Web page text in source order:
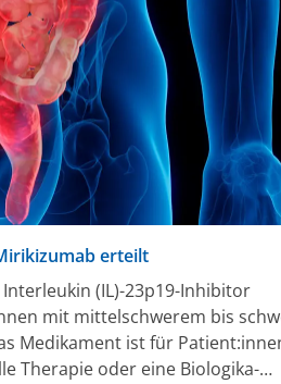
erteilt
(IL)-23p19-Inhibitor
mit mittelschwerem bis
Medikament ist für
Therapie oder eine Biologika-